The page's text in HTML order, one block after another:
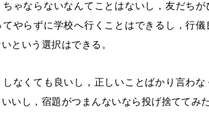
ゃならないなんてことはないし，友だち
やらずに学校へ行くことはできるし，行
という選択はできる。
しなくても良いし，正しいことばかり言わ
いし，宿題がつまんないなら投げ捨ててみ